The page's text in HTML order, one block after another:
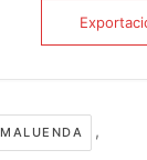
MALUENDA ,